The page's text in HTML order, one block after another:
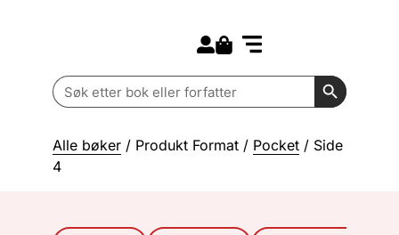
Search
for:
Search
Alle bøker / Produkt Format / Pocket / Side
4